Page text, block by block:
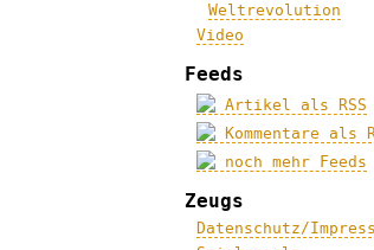
Weltrevolution
Video
Feeds
Artikel als RSS
Kommentare als
noch mehr Feeds
Zeugs
Datenschutz/